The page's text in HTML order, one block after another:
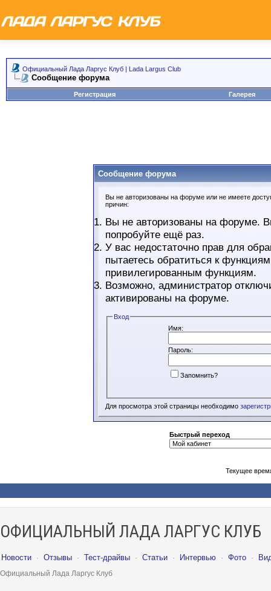
Официальный Лада Ларгус Клуб | Lada Largus Club
Сообщение форума
Регистрация Галерея
Сообщение форума
Вы не авторизованы на форуме или не имеете
причин:
Вы не авторизованы на форуме.
попробуйте ещё раз.
У вас недостаточно прав для
пытаетесь обратиться к
привилегированным функциям.
Возможно, администратор
активированы на форуме.
Вход
Имя:
Пароль:
Запомнить?
Для просмотра этой страницы необходимо
Быстрый переход
Текущее
ОФИЦИАЛЬНЫЙ ЛАДА ЛАРГУС КЛУБ
Новости · Отзывы · Тест-драйвы · Статьи · Интервью · Фото ·
Официальный Лада Ларгус Клуб